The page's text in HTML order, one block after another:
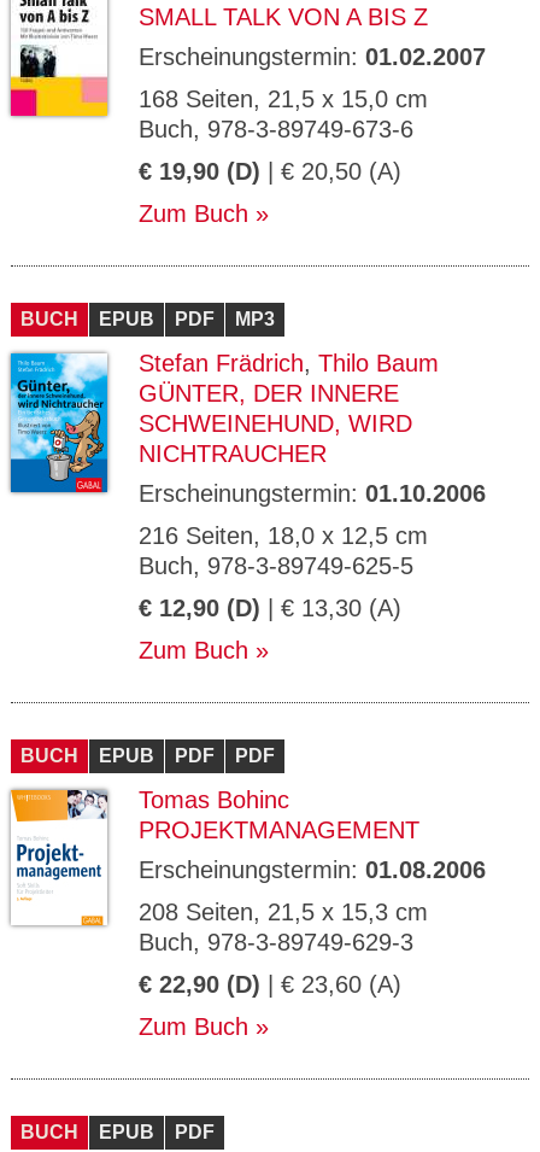
SMALL TALK VON A BIS Z
Erscheinungstermin: 01.02.2007
168 Seiten, 21,5 x 15,0 cm
Buch, 978-3-89749-673-6
€ 19,90 (D) | € 20,50 (A)
Zum Buch
BUCH EPUB PDF MP3
Stefan Frädrich, Thilo Baum
GÜNTER, DER INNERE
SCHWEINEHUND, WIRD
NICHTRAUCHER
Erscheinungstermin: 01.10.2006
216 Seiten, 18,0 x 12,5 cm
Buch, 978-3-89749-625-5
€ 12,90 (D) | € 13,30 (A)
Zum Buch
BUCH EPUB PDF PDF
Tomas Bohinc
PROJEKTMANAGEMENT
Erscheinungstermin: 01.08.2006
208 Seiten, 21,5 x 15,3 cm
Buch, 978-3-89749-629-3
€ 22,90 (D) | € 23,60 (A)
Zum Buch
BUCH EPUB PDF